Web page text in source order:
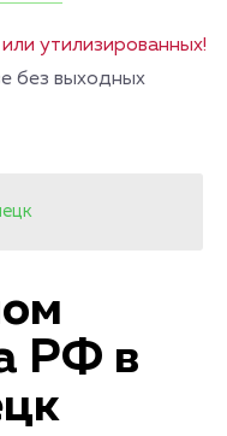
утилизированных!
без выходных
РФ в